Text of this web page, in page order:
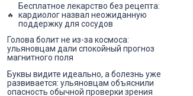
Бесплатное лекарство без рецепта:
кардиолог назвал неожиданную
поддержку для сосудов
Голова болит не из-за космоса:
ульяновцам дали спокойный прогноз
магнитного поля
Буквы видите идеально, а болезнь уже
развивается: ульяновцам объяснили
опасность обычной проверки зрения